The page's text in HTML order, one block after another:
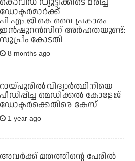
കൊവിഡ് ഡ്യൂട്ടിക്കിടെ മരിച്ച
ഡോക്ടര്‍മാര്‍ക്ക്
പി.എം.ജി.കെ.വൈ പ്രകാരം
ഇന്‍ഷുറന്‍സിന് അര്‍ഹതയുണ്ട്:
സുപ്രീം കോടതി
8 months ago
റായ്പൂരില്‍ വിദ്യാര്‍ത്ഥിനിയെ
പീഡിപ്പിച്ച മെഡിക്കല്‍ കോളേജ്
ഡോക്ടര്‍ക്കെതിരെ കേസ്
1 year ago
അവർക്ക് മതത്തിന്റെ പേരിൽ